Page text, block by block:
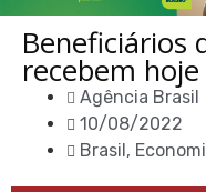
Beneficiários
recebem
Agência Brasil
10/08/2022
Brasil,